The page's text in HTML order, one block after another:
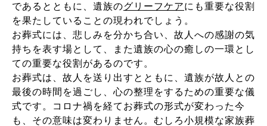
であるとともに、遺族のグリーフケアにも重要な役割
を果たしていることの現われでしょう。
お葬式には、悲しみを分かち合い、故人への感謝の気
持ちを表す場として、また遺族の心の癒しの一環とし
ての重要な役割があるのです。
お葬式は、故人を送り出すとともに、遺族が故人との
最後の時間を過ごし、心の整理をするための重要な儀
式です。コロナ禍を経てお葬式の形式が変わった今
も、その意味は変わりません。むしろ小規模な家族葬